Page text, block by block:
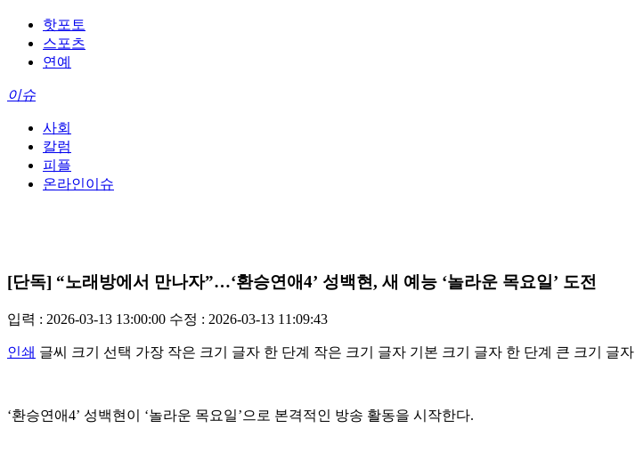
핫포토
스포츠
연예
이슈
사회
칼럼
피플
온라인이슈
[단독] “노래방에서 만나자”…‘환승연애4’ 성백현, 새 예능 ‘놀라운 목요일’ 도전
입력 : 2026-03-13 13:00:00 수정 : 2026-03-13 11:09:43
인쇄 글씨 크기 선택 가장 작은 크기 글자 한 단계 작은 크기 글자 기본 크기 글자 한 단계 큰 크기 글자
‘환승연애4’ 성백현이 ‘놀라운 목요일’으로 본격적인 방송 활동을 시작한다.